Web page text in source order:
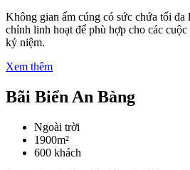
Không gian ấm cúng có sức chứa tối đa
chỉnh linh hoạt để phù hợp cho các
kỷ niệm.
Xem thêm
Bãi Biển An Bàng
Ngoài trời
1900m²
600 khách